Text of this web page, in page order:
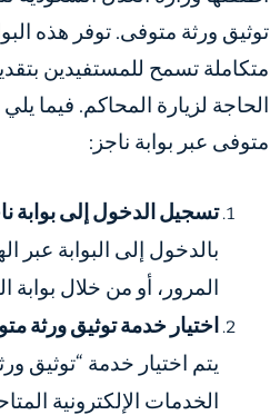
توثيق ورثة متوفى. توفر هذه
متكاملة تسمح للمستفيدين
الحاجة لزيارة المحاكم. فيما
متوفى عبر بوابة ناجز:
تسجيل الدخول إلى بوابة
بالدخول إلى البوابة عبر
المرور، أو من خلال بوابة
اختيار خدمة توثيق ورثة
يتم اختيار خدمة “توثيق
الخدمات الإلكترونية